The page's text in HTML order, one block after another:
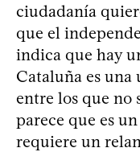
ciudadanía
que el
indica que hay
Cataluña es
entre los que no
parece que es
requiere un